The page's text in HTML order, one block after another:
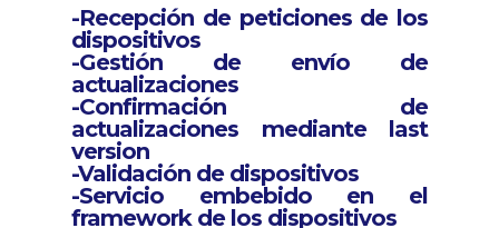
-Recepción de peticiones de los
dispositivos
-Gestión de envío de
actualizaciones
-Confirmación de
actualizaciones mediante last
version
-Validación de dispositivos
-Servicio embebido en el
framework de los dispositivos